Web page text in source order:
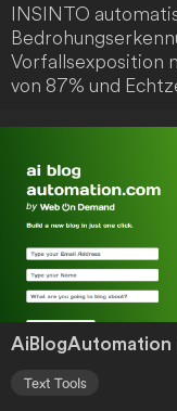
INSINTO
Vorfallsexposition
von 87% und
und Trends. Ein
AiBlogAutomation
Text Tools